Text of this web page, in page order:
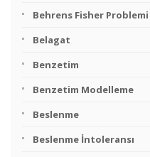
Behrens Fisher Problemi
Belagat
Benzetim
Benzetim Modelleme
Beslenme
Beslenme İntoleransı